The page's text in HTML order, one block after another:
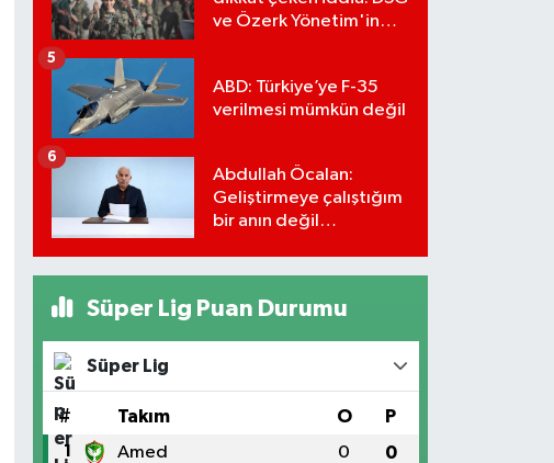
ve Özerk Yönetim'in
ABD: Türkiye’ye F-35
verilmesi mümkün değil
5
Abdullah Öcalan:
Geliştirmeye çalıştığım
bir anın değil
6
Süper Lig Puan Durumu
Süper Lig
# Takım O P
1 Amed 0 0